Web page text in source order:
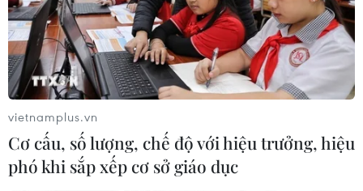
công dân thường trong xung đột
Nga-Ukraine
07/08/2026 04:29
Chính sách nhà ở của nước Anh -
Góc tham chiếu cho Việt Nam
07/08/2026 04:08
vietnamplus.vn
Cơ cấu, số lượng, chế độ với hiệu trưởng, hiệu
phó khi sắp xếp cơ sở giáo dục